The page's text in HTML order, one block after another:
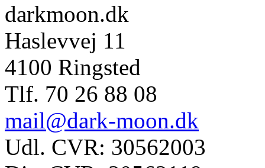
darkmoon.dk
Haslevvej 11
4100 Ringsted
Tlf. 70 26 88 08
mail@dark-moon.dk
Udl. CVR: 30562003